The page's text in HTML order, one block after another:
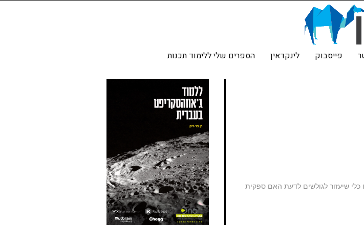
פייסבוק לינקדאין הספרים שלי ללימוד תכנות
שיעזור לגולשים לדעת האם ספקית